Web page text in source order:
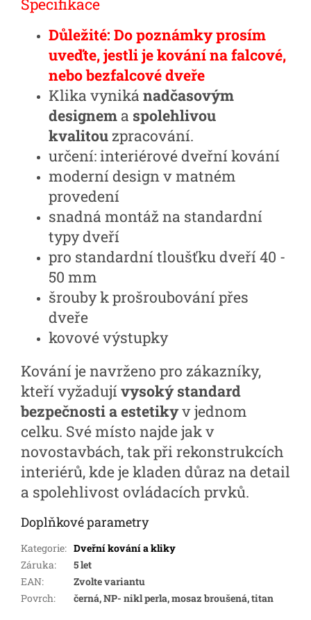
Specifikace
Důležité: Do poznámky prosím
uveďte, jestli je kování na falcové,
nebo bezfalcové dveře
Klika vyniká nadčasovým
designem a spolehlivou
kvalitou zpracování.
určení: interiérové dveřní kování
moderní design v matném
provedení
snadná montáž na standardní
typy dveří
pro standardní tloušťku dveří 40 -
50 mm
šrouby k prošroubování přes
dveře
kovové výstupky
Kování je navrženo pro zákazníky,
kteří vyžadujívysoký standard
bezpečnosti a estetikyv jednom
celku. Své místo najde jak v
novostavbách, tak při rekonstrukcích
interiérů, kde je kladen důraz na detail
a spolehlivost ovládacích prvků.
Doplňkové parametry
Kategorie: Dveřní kování a kliky
Záruka:
5 let
EAN:
Zvolte variantu
Povrch: černá, NP- nikl perla, mosaz broušená, titan